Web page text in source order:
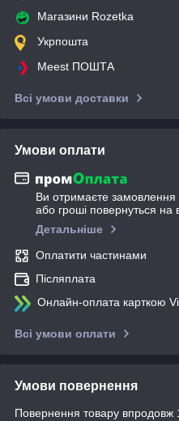
Магазини Rozetka
Укрпошта
Meest ПОШТА
Всі умови доставки
Умови оплати
Ви отримаєте замовлення
або гроші повернуться на
Детальніше
Оплатити частинами
Післяплата
Онлайн-оплата карткою
Всі умови оплати
Умови повернення
Повернення товару впродовж